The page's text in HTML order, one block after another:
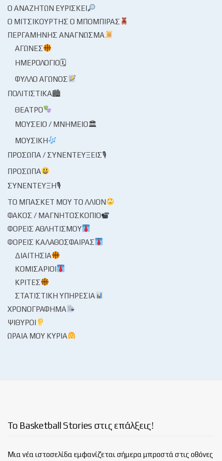
Ο ΑΝΑΖΗΤΏΝ ΕΥΡΊΣΚΕΙ
Ο ΜΙΤΣΙΚΟΥΡΤΉΣ Ο ΜΠΌΜΠΙΡΑΣ
ΠΕΡΓΑΜΗΝΉΣ ΑΝΆΓΝΩΣΜΑ
ΑΓΏΝΕΣ
ΗΜΕΡΟΛΌΓΙΟ🗓
ΦΎΛΛΟ ΑΓΏΝΟΣ
ΠΟΛΙΤΙΣΤΙΚΆ🏙
ΘΈΑΤΡΟ
ΜΟΥΣΕΊΟ / ΜΝΗΜΕΊΟ🏛
ΜΟΥΣΙΚΉ
ΠΡΌΣΩΠΑ / ΣΥΝΕΝΤΕΎΞΕΙΣ🎙
ΠΡΌΣΩΠΑ
ΣΥΝΈΝΤΕΥΞΗ🎙
ΤΟ ΜΠΆΣΚΕΤ ΜΟΥ ΤΟ ΛΛΊΟΝ
ΦΑΚΌΣ / ΜΑΓΝΗΤΟΣΚΌΠΙΟ
ΦΟΡΕΊΣ ΑΘΛΗΤΙΣΜΟΎ
ΦΟΡΕΊΣ ΚΑΛΑΘΌΣΦΑΙΡΑΣ
ΔΙΑΙΤΗΣΊΑ
ΚΟΜΙΣΆΡΙΟΙ
ΚΡΙΤΈΣ
ΣΤΑΤΙΣΤΙΚΉ ΥΠΗΡΕΣΊΑ
ΧΡΟΝΟΓΡΆΦΗΜΑ
ΨΊΘΥΡΟΙ
ΩΡΑΊΑ ΜΟΥ ΚΥΡΊΑ
Το Basketball Stories στις επάλξεις!
Μια νέα ιστοσελίδα εμφανίζεται σήμερα μπροστά στις οθόνες